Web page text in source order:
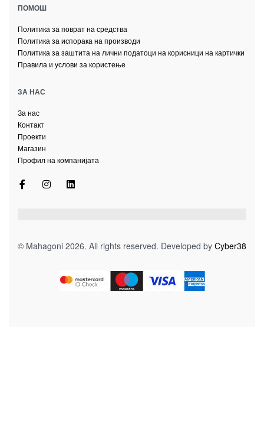
ПОМОШ
Политика за поврат на средства
Политика за испорака на производи
Политика за заштита на лични податоци на корисници на картички
Правила и услови за користење
ЗА НАС
За нас
Контакт
Проекти
Магазин
Профил на компанијата
© Mahagoni 2026. All rights reserved. Developed by Cyber38